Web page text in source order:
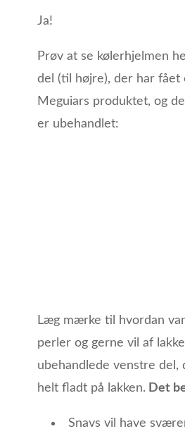
Ja!
Prøv at se kølerhjelmen
del (til højre), der har fået
Meguiars produktet, og
er ubehandlet:
Læg mærke til hvordan
perler og gerne vil af
ubehandlede venstre del,
helt fladt på lakken. Det
Snavs vil have